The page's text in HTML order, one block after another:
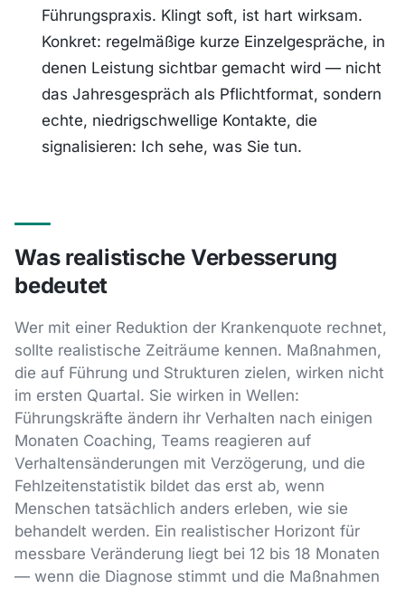
Führungspraxis. Klingt soft, ist hart wirksam.
Konkret: regelmäßige kurze Einzelgespräche, in
denen Leistung sichtbar gemacht wird — nicht
das Jahresgespräch als Pflichtformat, sondern
echte, niedrigschwellige Kontakte, die
signalisieren: Ich sehe, was Sie tun.
Was realistische Verbesserung
bedeutet
Wer mit einer Reduktion der Krankenquote rechnet,
sollte realistische Zeiträume kennen. Maßnahmen,
die auf Führung und Strukturen zielen, wirken nicht
im ersten Quartal. Sie wirken in Wellen:
Führungskräfte ändern ihr Verhalten nach einigen
Monaten Coaching, Teams reagieren auf
Verhaltensänderungen mit Verzögerung, und die
Fehlzeitenstatistik bildet das erst ab, wenn
Menschen tatsächlich anders erleben, wie sie
behandelt werden. Ein realistischer Horizont für
messbare Veränderung liegt bei 12 bis 18 Monaten
— wenn die Diagnose stimmt und die Maßnahmen